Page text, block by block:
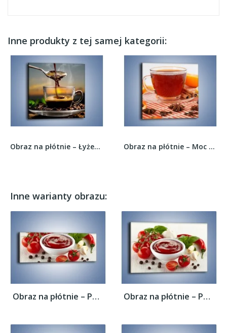
Inne produkty z tej samej kategorii:
Obraz na płótnie – Łyżeczka gorącej kawy –... Obraz na płótnie – Moc herbaty w małej...
Inne warianty obrazu:
Obraz na płótnie – Pomidorowy przecier do... Obraz na płótnie – Pomidorowy przecier do...